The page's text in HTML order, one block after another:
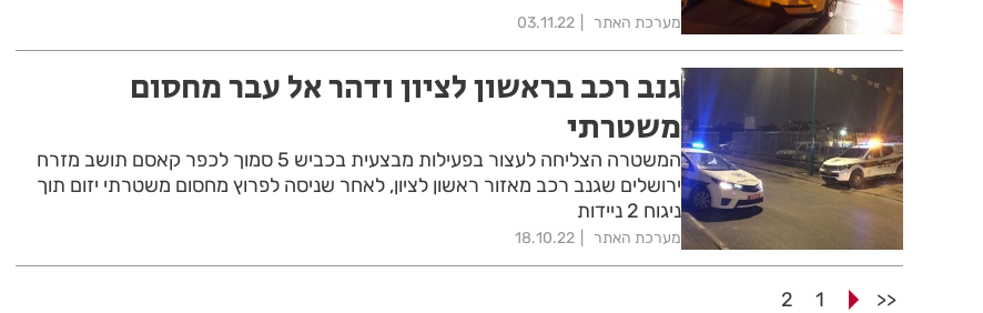
מערכת האתר 03.11.22
גנב רכב בראשון לציון ודהר אל עבר מחסום
משטרתי
המשטרה הצליחה לעצור בפעילות מבצעית בכביש 5 סמוך לכפר קאסם תושב מזרח
ירושלים שגנב רכב מאזור ראשון לציון, לאחר שניסה לפרוץ מחסום משטרתי יזום תוך
ניגוח 2 ניידות
מערכת האתר 18.10.22
<<
1
2